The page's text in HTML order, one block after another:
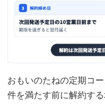
おもいのたねの定期コ
件を満たす前に解約す